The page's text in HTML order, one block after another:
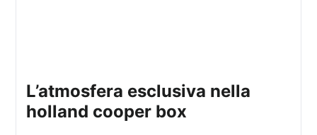
l’atmosfera esclusiva nella
holland cooper box